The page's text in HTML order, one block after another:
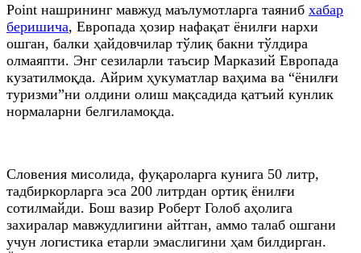
Point нашрининг мавжуд маълумотларга таяниб хабар
беришича, Европада ҳозир нафақат ёнилғи нархи
ошган, балки ҳайдовчилар тўлиқ бакни тўлдира
олмаяпти. Энг сезиларли таъсир Марказий Европада
кузатилмоқда. Айрим ҳукуматлар ваҳима ва “ёнилғи
туризми”ни олдини олиш мақсадида қатъий кунлик
нормаларни белгиламоқда.
Словения мисолида, фуқароларга кунига 50 литр,
тадбиркорларга эса 200 литрдан ортиқ ёнилғи
сотилмайди. Бош вазир Роберт Голоб аҳолига
захиралар мавжудлигини айтган, аммо талаб ошгани
учун логистика етарли эмаслигини ҳам билдирган.